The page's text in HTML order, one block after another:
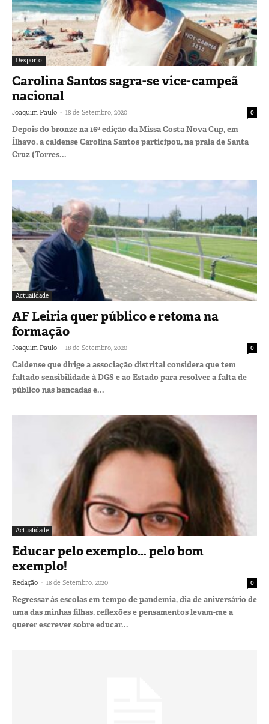
Desporto
Carolina Santos sagra-se vice-campeã
nacional
Joaquim Paulo - 18 de Setembro, 2020 0
Depois do bronze na 16ª edição da Missa Costa Nova Cup, em
Ílhavo, a caldense Carolina Santos participou, na praia de Santa
Cruz (Torres...
Actualidade
AF Leiria quer público e retoma na
formação
Joaquim Paulo - 18 de Setembro, 2020 0
Caldense que dirige a associação distrital considera que tem
faltado sensibilidade à DGS e ao Estado para resolver a falta de
público nas bancadas e...
Actualidade
Educar pelo exemplo… pelo bom
exemplo!
Redação - 18 de Setembro, 2020 0
Regressar às escolas em tempo de pandemia, dia de aniversário de
uma das minhas filhas, reflexões e pensamentos levam-me a
querer escrever sobre educar...